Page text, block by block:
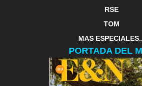
RSE
TOM
MAS
PORTADA DEL